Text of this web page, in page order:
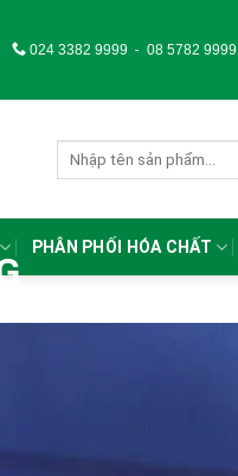
024 3382 9999 - 08 5782 9999
PHÂN PHỐI HÓA CHẤT